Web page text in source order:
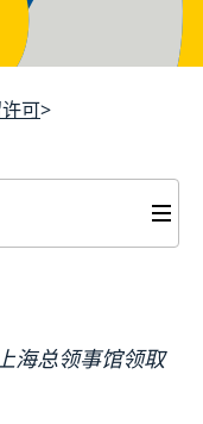
可
海总领事馆领取